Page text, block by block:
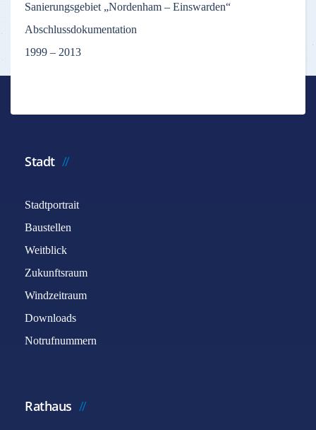
Sanierungsgebiet „Nordenham – Einswarden“
Abschlussdokumentation
1999 – 2013
Stadt
Stadtportrait
Baustellen
Weitblick
Zukunftsraum
Windzeitraum
Downloads
Notrufnummern
Rathaus